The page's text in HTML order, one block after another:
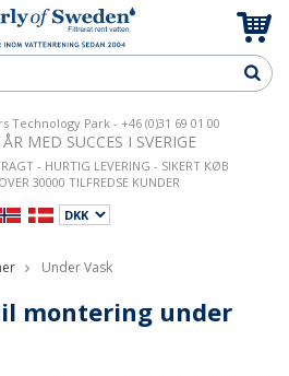
Technology Park - +46 (0)31 69 01 00
MED SUCCES I SVERIGE
- HURTIG LEVERING - SIKERT KØB
OVER 30000 TILFREDSE KUNDER
Under Vask
montering under